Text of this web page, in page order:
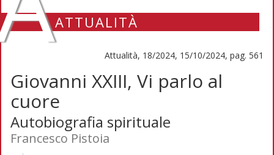
ATTUALITÀ
Attualità, 18/2024, 15/10/2024, pag. 561
Giovanni XXIII, Vi parlo al
cuore
Autobiografia spirituale
Francesco Pistoia